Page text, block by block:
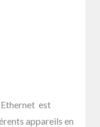
Ethernet est
appareils en